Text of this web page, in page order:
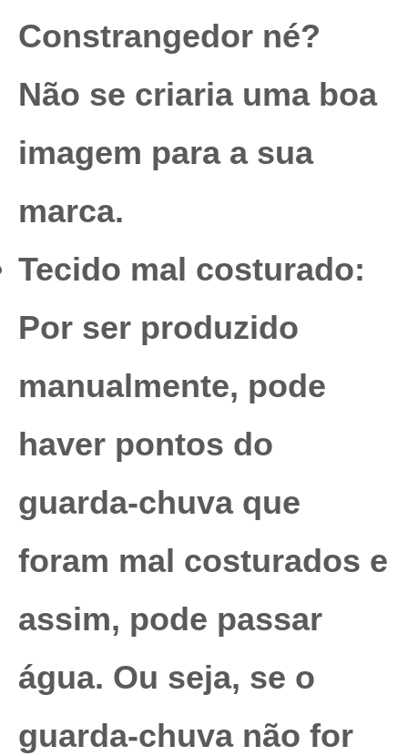
Constrangedor né?
Não se criaria uma boa
imagem para a sua
marca.
Tecido mal costurado:
Por ser produzido
manualmente, pode
haver pontos do
guarda-chuva que
foram mal costurados e
assim, pode passar
água. Ou seja, se o
guarda-chuva não for